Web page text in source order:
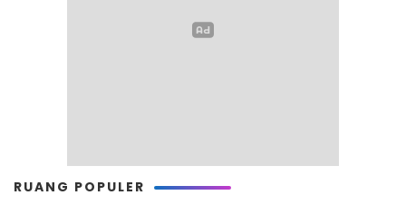
RUANG POPULER